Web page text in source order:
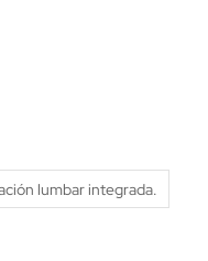
lumbar integrada.